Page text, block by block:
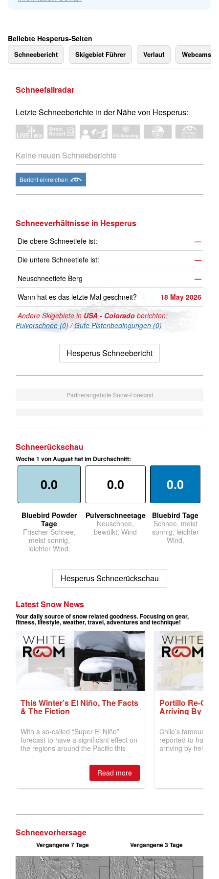
Beliebte Hesperus-Seiten
Schneebericht Skigebiet Führer Verlauf Webcams
Schneefallradar
Letzte Schneeberichte in der Nähe von Hesperus:
Keine neuen Schneeberichte
Bericht einreichen
Schneeverhältnisse in Hesperus
Die obere Schneetiefe ist:
—
Die untere Schneetiefe ist:
—
Neuschneetiefe Berg
—
Wann hat es das letzte Mal geschneit?
18 May 2026
Andere Skigebiete inUSA - Colorado berichten:
Pulverschnee (0)/Gute Pistenbedingungen (0)
Hesperus Schneebericht
Partnerangebote Snow-Forecast
Schneerückschau
Woche 1 von August hat im Durchschnitt:
0.0
Bluebird Powder
Tage
Frischer Schnee,
meist sonnig,
leichter Wind.
0.0
Pulverschneetage
Neuschnee,
bewölkt, Wind
0.0
Bluebird Tage
Schnee, meist
sonnig, leichter
Wind.
Hesperus Schneerückschau
Schneevorhersage
Vergangene 7 Tage Vergangene 3 Tage